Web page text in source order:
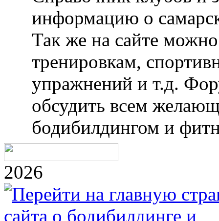
информацию о
Так же на сайте
тренировкам,
упражнений и т.д.
обсудить всем
бодибилдингом и
2026